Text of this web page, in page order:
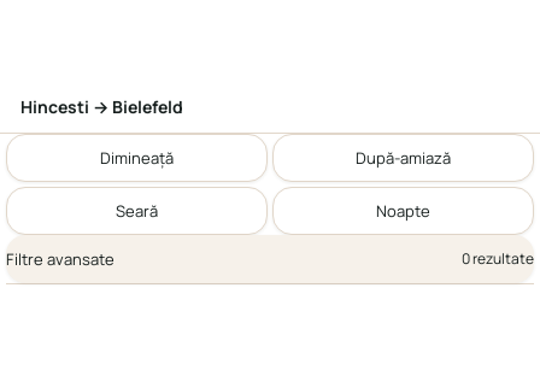
Hincesti → Bielefeld
Dimineață După-amiază
Seară Noapte
Filtre avansate 0 rezultate